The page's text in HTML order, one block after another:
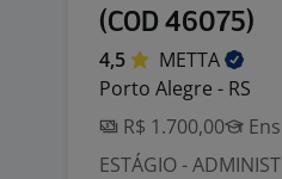
(COD 46075)
4,5
METTA
Porto Alegre - RS
R$ 1.700,00
ESTÁGIO -